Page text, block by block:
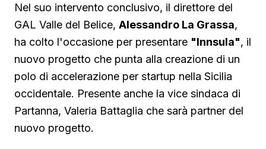
Nel suo intervento conclusivo, il direttore del
GAL Valle del Belice, Alessandro La Grassa,
ha colto l'occasione per presentare "Innsula", il
nuovo progetto che punta alla creazione di un
polo di accelerazione per startup nella Sicilia
occidentale. Presente anche la vice sindaca di
Partanna, Valeria Battaglia che sarà partner del
nuovo progetto.